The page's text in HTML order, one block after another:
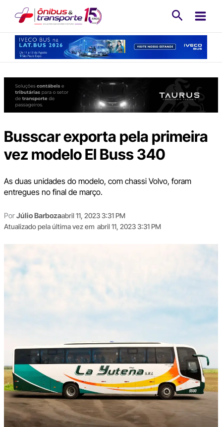
conteúdo
Busscar exporta pela primeira
vez modelo El Buss 340
As duas unidades do modelo, com chassi Volvo, foram
entregues no final de março.
PorJúlio Barbozaabril 11, 2023 3:31 PM
Atualizado pela última vez em abril 11, 2023 3:31 PM